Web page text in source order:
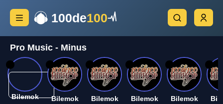
100de100
Pro Music - Minus
Bilemok Bilemok Bilemok Bilemok Bilemok